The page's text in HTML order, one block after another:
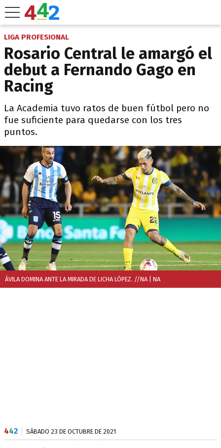
LIGA PROFESIONAL
Rosario Central le amargó el
debut a Fernando Gago en
Racing
La Academia tuvo ratos de buen fútbol pero no
fue suficiente para quedarse con los tres
puntos.
ÁVILA DOMINA ANTE LA MIRADA DE LICHA LÓPEZ. //NA | NA
442 SÁBADO 23 DE OCTUBRE DE 2021